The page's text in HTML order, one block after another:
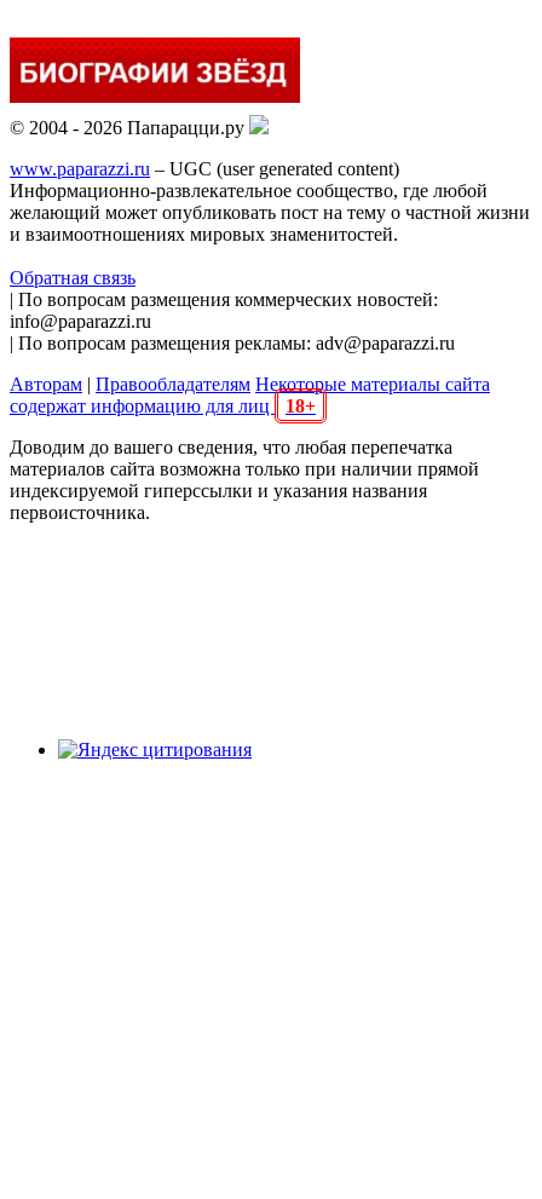
© 2004 - 2026 Папарацци.ру
www.paparazzi.ru – UGC (user generated content)
Информационно-развлекательное сообщество, где любой
желающий может опубликовать пост на тему о частной жизни
и взаимоотношениях мировых знаменитостей.
Обратная связь
| По вопросам размещения коммерческих новостей:
info@paparazzi.ru
| По вопросам размещения рекламы: adv@paparazzi.ru
Авторам | Правообладателям Некоторые материалы сайта
содержат информацию для лиц
18+
Доводим до вашего сведения, что любая перепечатка
материалов сайта возможна только при наличии прямой
индексируемой гиперссылки и указания названия
первоисточника.